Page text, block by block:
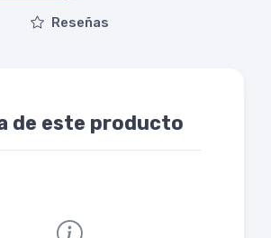
Reseñas
de este producto